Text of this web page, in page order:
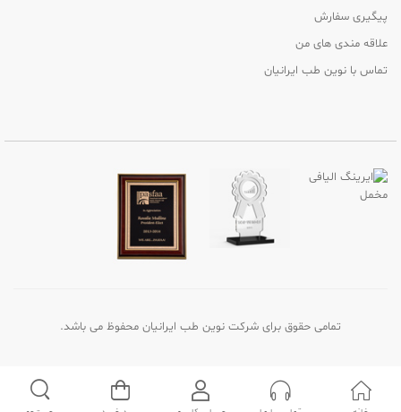
پیگیری سفارش
علاقه مندی های من
تماس با نوین طب ایرانیان
تمامی حقوق برای شرکت نوین طب ایرانیان محفوظ می باشد.